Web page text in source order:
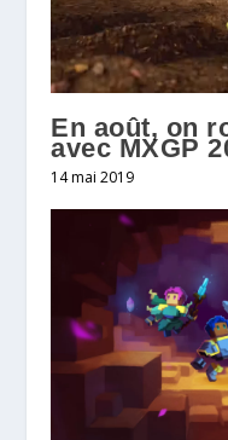
En août, on
avec MXGP
14 mai 2019